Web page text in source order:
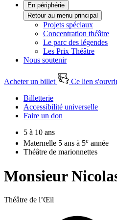
En périphérie
Retour au menu principal
Projets spéciaux
Concentration théâtre
Le parc des légendes
Les Prix Théâtre
Nous soutenir
Acheter un billet
Ce lien
Billetterie
Accessibilité universelle
Faire un don
5 à 10 ans
Maternelle 5 ans à 5e année
Théâtre de marionnettes
Monsieur
Théâtre de l’Œil